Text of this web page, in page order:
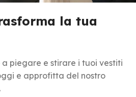
la tua
piegare e stirare i tuoi vestiti
e approfitta del nostro